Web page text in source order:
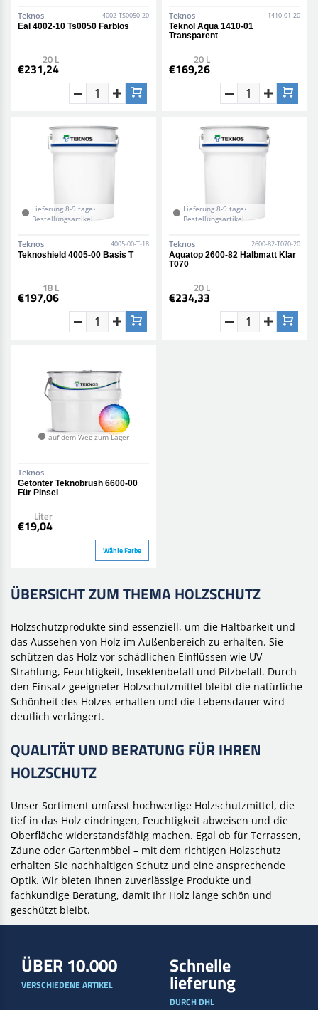
Teknos 4002-TS0050-20
Eal 4002-10 Ts0050 Farblos
20 L
€231,24
Teknos 1410-01-20
Teknol Aqua 1410-01
Transparent
20 L
€169,26
Lieferung 8-9 tage•
Bestellungsartikel
Teknos 4005-00-T-18
Teknoshield 4005-00 Basis T
18 L
€197,06
Lieferung 8-9 tage•
Bestellungsartikel
Teknos 2600-82-T070-20
Aquatop 2600-82 Halbmatt Klar
T070
20 L
€234,33
auf dem Weg zum Lager
Teknos
Getönter Teknobrush 6600-00
Für Pinsel
Liter
€19,04
Wähle Farbe
ÜBERSICHT ZUM THEMA HOLZSCHUTZ
Holzschutzprodukte sind essenziell, um die Haltbarkeit und
das Aussehen von Holz im Außenbereich zu erhalten. Sie
schützen das Holz vor schädlichen Einflüssen wie UV-
Strahlung, Feuchtigkeit, Insektenbefall und Pilzbefall. Durch
den Einsatz geeigneter Holzschutzmittel bleibt die natürliche
Schönheit des Holzes erhalten und die Lebensdauer wird
deutlich verlängert.
QUALITÄT UND BERATUNG FÜR IHREN
HOLZSCHUTZ
Unser Sortiment umfasst hochwertige Holzschutzmittel, die
tief in das Holz eindringen, Feuchtigkeit abweisen und die
Oberfläche widerstandsfähig machen. Egal ob für Terrassen,
Zäune oder Gartenmöbel – mit dem richtigen Holzschutz
erhalten Sie nachhaltigen Schutz und eine ansprechende
Optik. Wir bieten Ihnen zuverlässige Produkte und
fachkundige Beratung, damit Ihr Holz lange schön und
geschützt bleibt.
ÜBER 10.000
VERSCHIEDENE ARTIKEL
Schnelle
lieferung
DURCH DHL